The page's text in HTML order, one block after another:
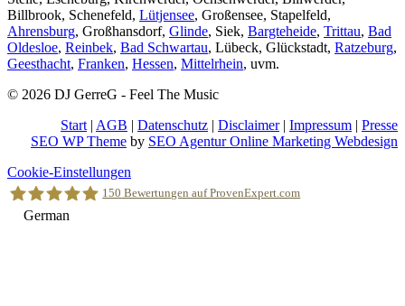
Billbrook, Schenefeld, Lütjensee, Großensee, Stapelfeld,
Ahrensburg, Großhansdorf, Glinde, Siek, Bargteheide, Trittau, Bad
Oldesloe, Reinbek, Bad Schwartau, Lübeck, Glückstadt, Ratzeburg,
Geesthacht, Franken, Hessen, Mittelrhein, uvm.
© 2026 DJ GerreG - Feel The Music
Start | AGB | Datenschutz | Disclaimer| Impressum | Presse
SEO WP Theme by SEO Agentur Online Marketing Webdesign
Nach
oben
scrollen
Cookie-Einstellungen
150 Bewertungen auf ProvenExpert.com
German